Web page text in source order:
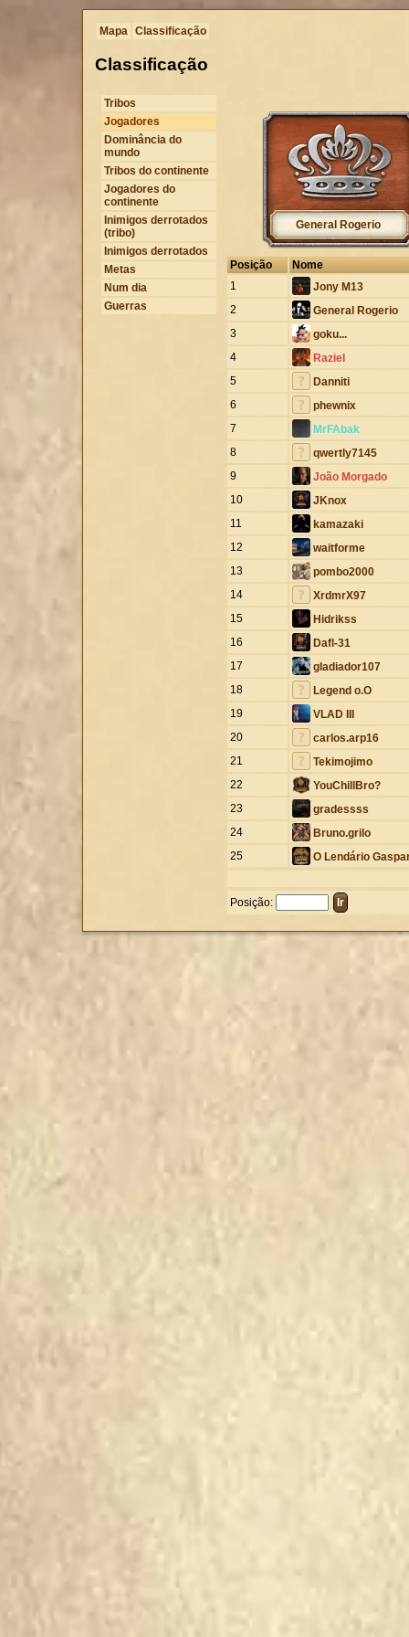
Mapa Classificação
Classificação
Tribos
Jogadores
Dominância do
mundo
Tribos do continente
Jogadores do
continente
Inimigos derrotados
(tribo)
Inimigos derrotados
Metas
Num dia
Guerras
General Rogerio
Posição
Nome
1
Jony M13
2
General Rogerio
3
goku...
4
Raziel
5
Danniti
6
phewnix
7
MrFAbak
8
qwertly7145
9
João Morgado
10
JKnox
11
kamazaki
12
waitforme
13
pombo2000
14
XrdmrX97
15
Hidrikss
16
Dafl-31
17
gladiador107
18
Legend o.O
19
VLAD III
20
carlos.arp16
21
Tekimojimo
22
YouChillBro?
23
gradessss
24
Bruno.grilo
25
O Lendário
Posição: